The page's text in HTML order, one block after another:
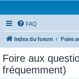
FAQ
Index du forum Foire
Foire aux
fréquemment)